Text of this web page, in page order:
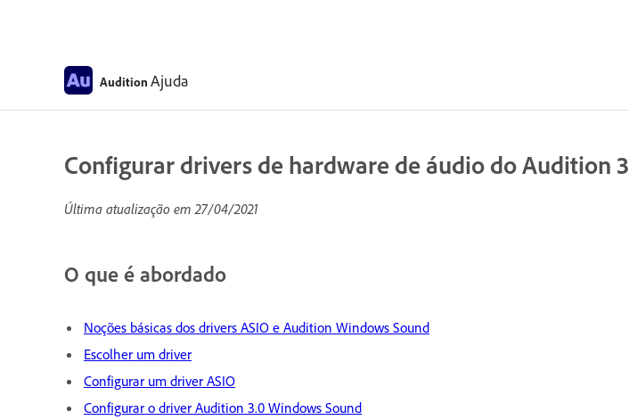
Audition Ajuda
Configurar drivers de hardware de áudio do Audition 3
Última atualização em27/04/2021
O que é abordado
Noções básicas dos drivers ASIO e Audition Windows Sound
Escolher um driver
Configurar um driver ASIO
Configurar o driver Audition 3.0 Windows Sound